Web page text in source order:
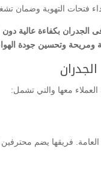
فتحات التهوية وضمان
الجدران بكفاءة عالية دون
ومريحة وتحسين جودة
معها والتي تشمل:
فريقها يضم